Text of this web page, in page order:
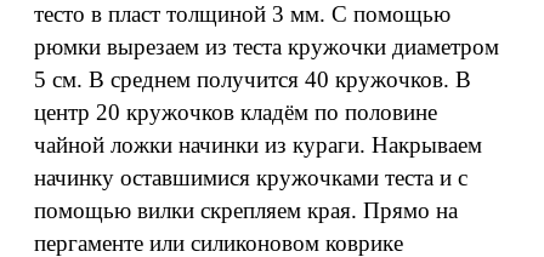
тесто в пласт толщиной 3 мм. С помощью
рюмки вырезаем из теста кружочки диаметром
5 см. В среднем получится 40 кружочков. В
центр 20 кружочков кладём по половине
чайной ложки начинки из кураги. Накрываем
начинку оставшимися кружочками теста и с
помощью вилки скрепляем края. Прямо на
пергаменте или силиконовом коврике